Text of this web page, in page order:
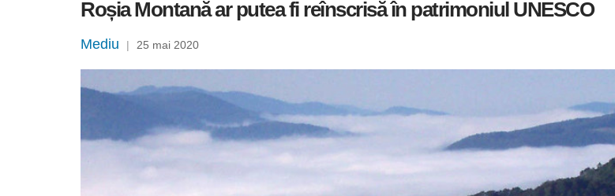
Roșia Montană ar putea fi reînscrisă în patrimoniul UNESCO
Mediu | 25 mai 2020